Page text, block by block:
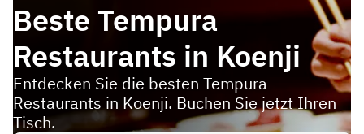
Beste Tempura
Restaurants in Koenji
Entdecken Sie die besten Tempura
Restaurants in Koenji. Buchen Sie jetzt Ihren
Tisch.